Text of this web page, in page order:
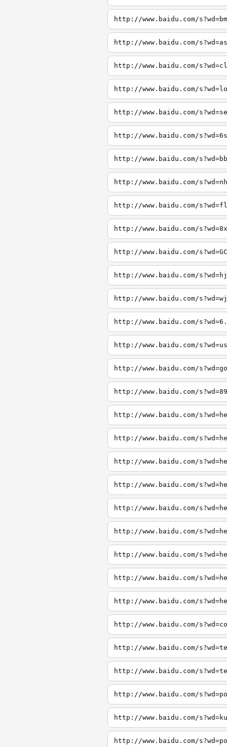
http://www.baidu.com/
http://www.baidu.com/
http://www.baidu.com/
http://www.baidu.com/
http://www.baidu.com/
http://www.baidu.com/
http://www.baidu.com/
http://www.baidu.com/
http://www.baidu.com/
http://www.baidu.com/
http://www.baidu.com/
http://www.baidu.com/
http://www.baidu.com/
http://www.baidu.com/
http://www.baidu.com/
http://www.baidu.com/
http://www.baidu.com/
http://www.baidu.com/
http://www.baidu.com/
http://www.baidu.com/
http://www.baidu.com/
http://www.baidu.com/
http://www.baidu.com/
http://www.baidu.com/
http://www.baidu.com/
http://www.baidu.com/
http://www.baidu.com/
http://www.baidu.com/
http://www.baidu.com/
http://www.baidu.com/
http://www.baidu.com/
http://www.baidu.com/